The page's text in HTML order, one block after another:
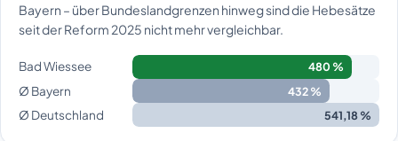
Bayern – über Bundeslandgrenzen hinweg sind die Hebesätze
seit der Reform 2025 nicht mehr vergleichbar.
Bad Wiessee 480 %
Ø Bayern 432 %
Ø Deutschland 541,18 %